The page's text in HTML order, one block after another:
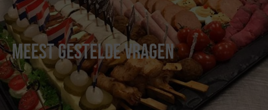
Meest gestelde vragen